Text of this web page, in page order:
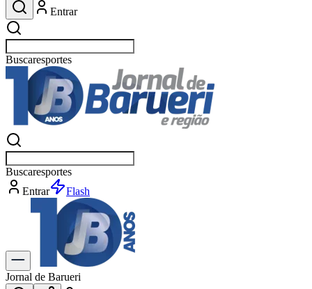
Entrar
Buscare
Buscares
Entrar
Flash
Jornal de Barueri